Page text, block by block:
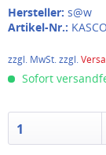
Hersteller: s@w
Artikel-Nr.:
zzgl. MwSt. zzgl.
Sofort
1